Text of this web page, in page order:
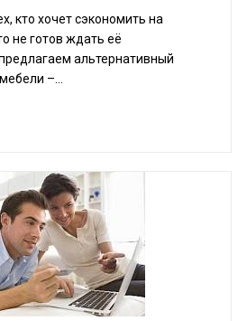
кто хочет сэкономить на
не готов ждать её
альтернативный
–...